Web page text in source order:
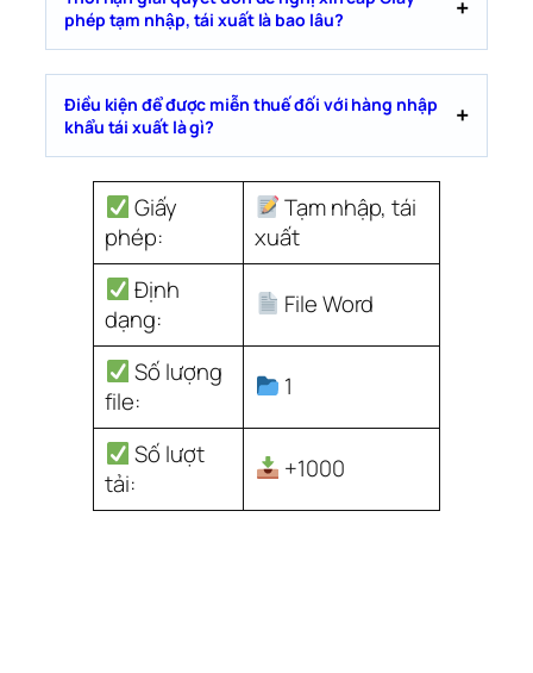
phép tạm nhập, tái xuất là bao lâu?
Điều kiện để được miễn thuế đối với hàng nhập
khẩu tái xuất là gì?
Giấy
phép:
Tạm nhập, tái
xuất
Định
dạng:
File Word
Số lượng
file:
1
Số lượt
tải:
+1000